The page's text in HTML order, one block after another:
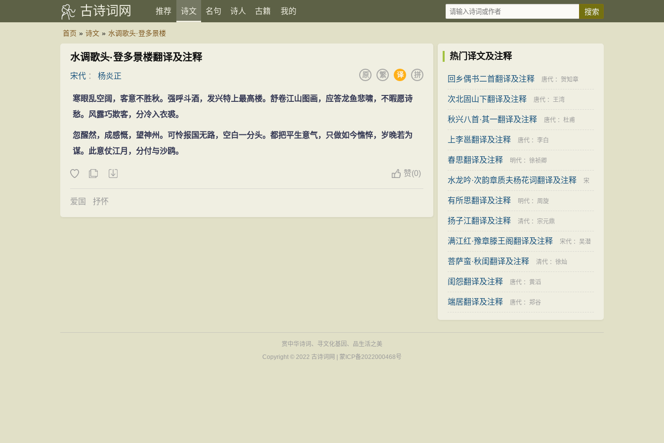
古诗词网 推荐 诗文 名句 诗人 古籍 我的
首页 » 诗文 » 水调歌头·登多景楼
水调歌头·登多景楼翻译及注释
宋代 ： 杨炎正 拼
译
繁
原
寒眼乱空阔，客意不胜秋。强呼斗酒，发兴特上最高楼。舒卷江山图画，应答龙鱼悲啸，不暇愿诗
愁。风露巧欺客，分冷入衣裘。
忽醒然，成感慨，望神州。可怜报国无路，空白一分头。都把平生意气，只做如今憔悴，岁晚若为
谋。此意仗江月，分付与沙鸥。
赞(0)
爱国 抒怀
热门译文及注释
回乡偶书二首翻译及注释 唐代 ： 贺知章
次北固山下翻译及注释 唐代 ： 王湾
秋兴八首·其一翻译及注释 唐代 ： 杜甫
上李邕翻译及注释 唐代 ： 李白
春思翻译及注释 明代 ： 徐祯卿
水龙吟·次韵章质夫杨花词翻译及注释 宋
代：苏轼
有所思翻译及注释 明代 ： 周旋
扬子江翻译及注释 清代 ： 宗元鼎
满江红·豫章滕王阁翻译及注释 宋代 ： 吴潜
菩萨蛮·秋闺翻译及注释 清代 ： 徐灿
闺怨翻译及注释 唐代 ： 黄滔
端居翻译及注释 唐代 ： 郑谷
赏中华诗词、寻文化基因、品生活之美
Copyright © 2022 古诗词网 蒙ICP备2022000468号